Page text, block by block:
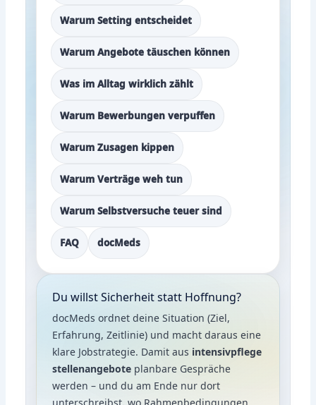
Warum Setting entscheidet
Warum Angebote täuschen können
Was im Alltag wirklich zählt
Warum Bewerbungen verpuffen
Warum Zusagen kippen
Warum Verträge weh tun
Warum Selbstversuche teuer sind
FAQ docMeds
Du willst Sicherheit statt Hoffnung?
docMeds ordnet deine Situation (Ziel,
Erfahrung, Zeitlinie) und macht daraus eine
klare Jobstrategie. Damit aus intensivpflege
stellenangebote planbare Gespräche
werden – und du am Ende nur dort
unterschreibst, wo Rahmenbedingungen